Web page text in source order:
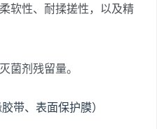
软性、耐揉搓性，以及精
菌剂残留量。
带、表面保护膜）